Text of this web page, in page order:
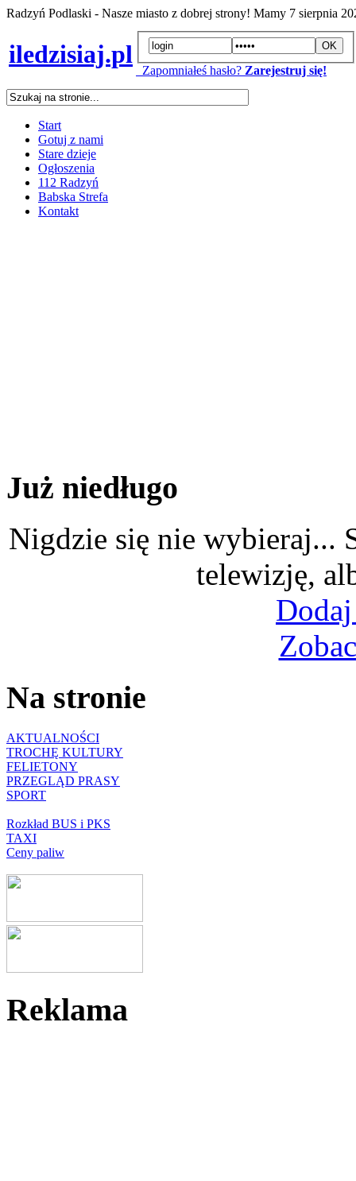
Radzyń Podlaski - Nasze miasto z dobrej strony! Mamy 7 sierpnia
iledzisiaj.pl
Zapomniałeś hasło? Zarejestruj się!
Start
Gotuj z nami
Stare dzieje
Ogłoszenia
112 Radzyń
Babska Strefa
Kontakt
Już niedługo
Nigdzie się nie wybieraj...
telewizję,
Na stronie
AKTUALNOŚCI
TROCHĘ KULTURY
FELIETONY
PRZEGLĄD PRASY
SPORT
Rozkład BUS i PKS
TAXI
Ceny paliw
Reklama